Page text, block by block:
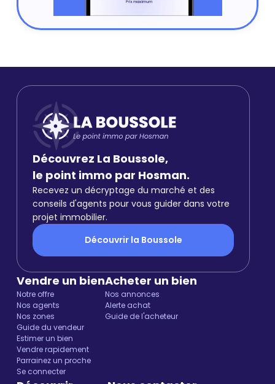
Découvrez La Boussole,
le point immo par Hosman.
Recevez un décryptage du marché et des
conseils d'agents pour vous guider dans votre
projet immobilier.
Découvrir la Boussole
Vendre un bien
Notre offre
Nos agents
Nos zones
Guide du vendeur
Estimer un bien
Vendre rapidement
Parrainez un proche
Se connecter
Acheter un bien
Nos annonces
Alerte achat
Guide de l'acheteur